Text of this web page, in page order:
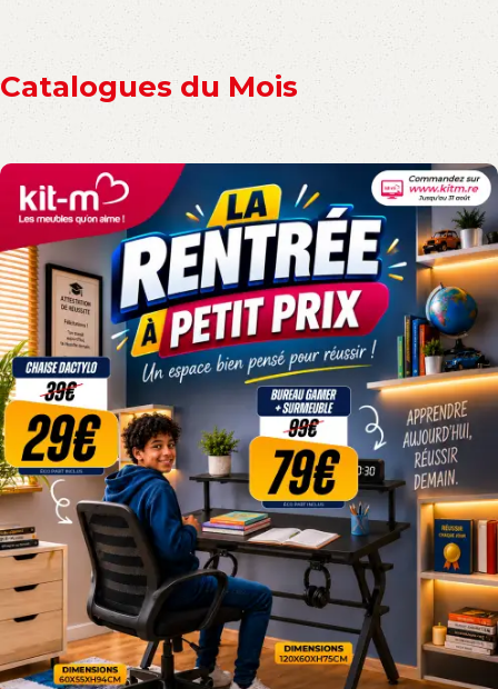
Catalogues du Mois